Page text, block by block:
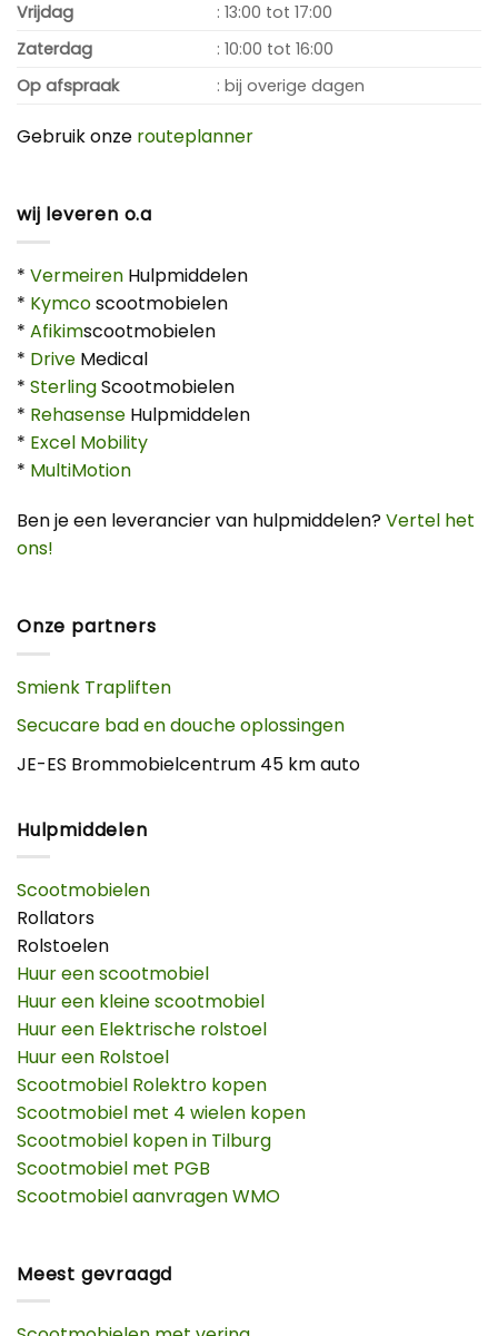
Vrijdag
: 13:00 tot 17:00
Zaterdag
: 10:00 tot 16:00
Op afspraak
: bij overige dagen
Gebruik onze routeplanner
wij leveren o.a
* Vermeiren Hulpmiddelen
* Kymcoscootmobielen
* Afikimscootmobielen
* Drive Medical
* SterlingScootmobielen
* Rehasense Hulpmiddelen
* Excel Mobility
* MultiMotion
Ben je een leverancier van hulpmiddelen?Vertel het
ons!
Onze partners
Smienk Trapliften
Secucare bad en douche oplossingen
JE-ES Brommobielcentrum 45 km auto
Hulpmiddelen
Scootmobielen
Rollators
Rolstoelen
Huur een scootmobiel
Huur een kleine scootmobiel
Huur een Elektrische rolstoel
Huur een Rolstoel
Scootmobiel Rolektro kopen
Scootmobiel met 4 wielen kopen
Scootmobiel kopen in Tilburg
Scootmobiel met PGB
Scootmobiel aanvragen WMO
Meest gevraagd